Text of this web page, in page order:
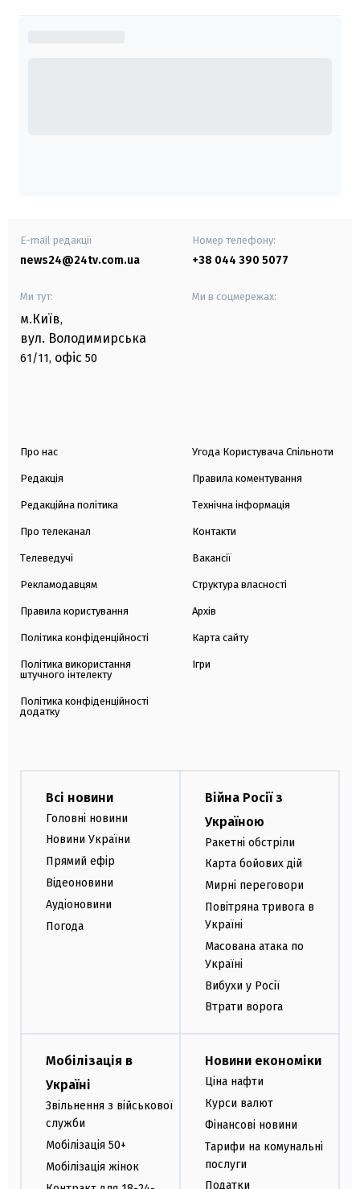
E-mail редакції
news24@24tv.com.ua
Номер телефону:
+38 044 390 5077
Ми тут:
м.Київ,
вул. Володимирська
61/11, офіс 50
Ми в соцмережах:
Про нас
Редакція
Редакційна політика
Про телеканал
Телеведучі
Рекламодавцям
Правила користування
Політика конфіденційності
Політика використання
штучного інтелекту
Політика конфіденційності
додатку
Угода Користувача Спільноти
Правила коментування
Технічна інформація
Контакти
Вакансії
Структура власності
Архів
Карта сайту
Ігри
Всі новини
Головні новини
Новини України
Прямий ефір
Відеоновини
Аудіоновини
Погода
Війна Росії з
Україною
Ракетні обстріли
Карта бойових дій
Мирні переговори
Повітряна тривога в
Україні
Масована атака по
Україні
Вибухи у Росії
Втрати ворога
Мобілізація в
Україні
Звільнення з військової
служби
Мобілізація 50+
Мобілізація жінок
Новини економіки
Ціна нафти
Курси валют
Фінансові новини
Тарифи на комунальні
послуги
Податки